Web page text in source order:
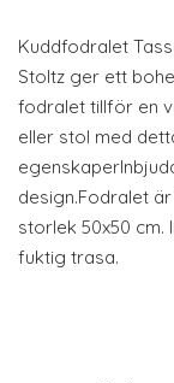
Kuddfodralet
Stoltz ger ett
fodralet tillför en
eller stol med
design.Fodralet är
storlek 50x50 cm.
fuktig trasa.